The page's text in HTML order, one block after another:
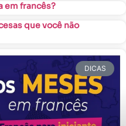
em francês?
que você não
DICAS